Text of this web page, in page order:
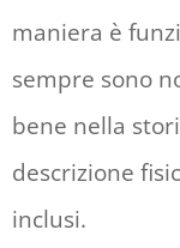
maniera è
sempre sono
bene nella
descrizione
inclusi.